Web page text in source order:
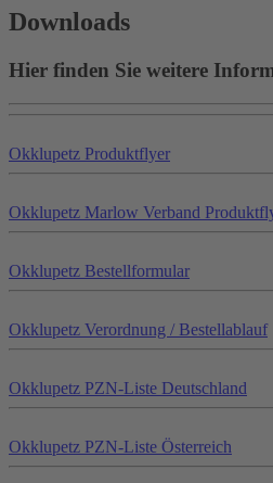
Downloads
Hier finden Sie weitere
Okklupetz Produktflyer
Okklupetz Marlow Verband
Okklupetz Bestellformular
Okklupetz Verordnung / Bestellablauf
Okklupetz PZN-Liste Deutschland
Okklupetz PZN-Liste Österreich